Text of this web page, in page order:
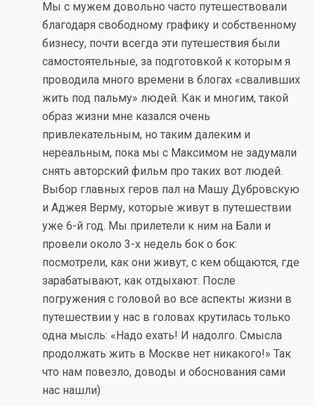
Мы с мужем довольно часто путешествовали
благодаря свободному графику и собственному
бизнесу, почти всегда эти путешествия были
самостоятельные, за подготовкой к которым я
проводила много времени в блогах «сваливших
жить под пальму» людей. Как и многим, такой
образ жизни мне казался очень
привлекательным, но таким далеким и
нереальным, пока мы с Максимом не задумали
снять авторский фильм про таких вот людей.
Выбор главных геров пал на Машу Дубровскую
и Аджея Верму, которые живут в путешествии
уже 6-й год. Мы прилетели к ним на Бали и
провели около 3-х недель бок о бок:
посмотрели, как они живут, с кем общаются, где
зарабатывают, как отдыхают. После
погружения с головой во все аспекты жизни в
путешествии у нас в головах крутилась только
одна мысль: «Надо ехать! И надолго. Смысла
продолжать жить в Москве нет никакого!» Так
что нам повезло, доводы и обоснования сами
нас нашли)